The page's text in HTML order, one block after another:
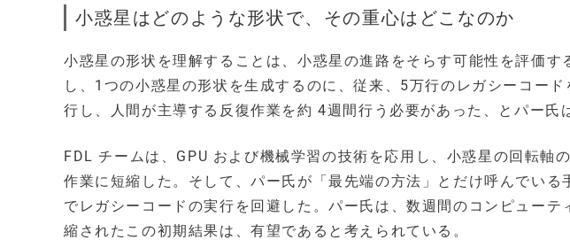
小惑星はどのような形状で、その重心はどこなのか
小惑星の形状を理解することは、小惑星の進路をそらす可能性を評価
し、1つの小惑星の形状を生成するのに、従来、5万行のレガシーコー
行し、人間が主導する反復作業を約 4週間行う必要があった、とパー氏
FDL チームは、GPU および機械学習の技術を応用し、小惑星の回転軸
作業に短縮した。そして、パー氏が「最先端の方法」とだけ呼んでいる
でレガシーコードの実行を回避した。パー氏は、数週間のコンピュー
縮されたこの初期結果は、有望であると考えられている。